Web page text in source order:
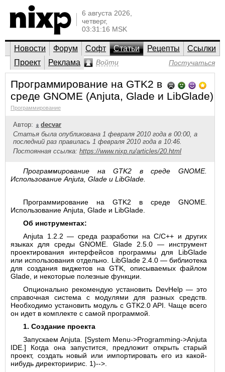
6 августа 2026,
четверг,
03:31:16 MSK
Новости Форум Софт Статьи Рецепты
Ссылки
Проект
Реклама Войти Постучаться
Программирование на GTK2 в
среде GNOME (Anjuta, Glade и LibGlade)
Программирование
Автор:
decvar
Статья была опубликована 1 февраля 2010 года в 00:00, а
последний раз правилась 1 февраля 2010 года в 10:46.
Постоянная ссылка: https://www.nixp.ru/articles/20.html
Программирование на GTK2 в среде GNOME.
Использование Anjuta, Glade и LibGlade.
Программирование на GTK2 в среде GNOME.
Использование Anjuta, Glade и LibGlade.
Об инструментах:
Anjuta 1.2.2 — среда разработки на C/C++ и других
языках для среды GNOME. Glade 2.5.0 — инструмент
проектирования интерфейсов программы для LibGlade
или использования отдельно. LibGlade 2.4.0 — библиотека
для создания виджетов на GTK, описываемых файлом
Glade, и некоторые полезные функции.
Опционально рекомендую установить DevHelp — это
справочная система с модулями для разных средств.
Необходимо установить модуль с GTK2.0 API. Чаще всего
он идет в комплекте с самой программой.
1. Создание проекта
Запускаем Anjuta. [System Menu->Programming->Anjuta
IDE.] Когда она запустится, предложит открыть старый
проект, создать новый или импортировать его из какой-
нибудь директориирис. 1)-->.